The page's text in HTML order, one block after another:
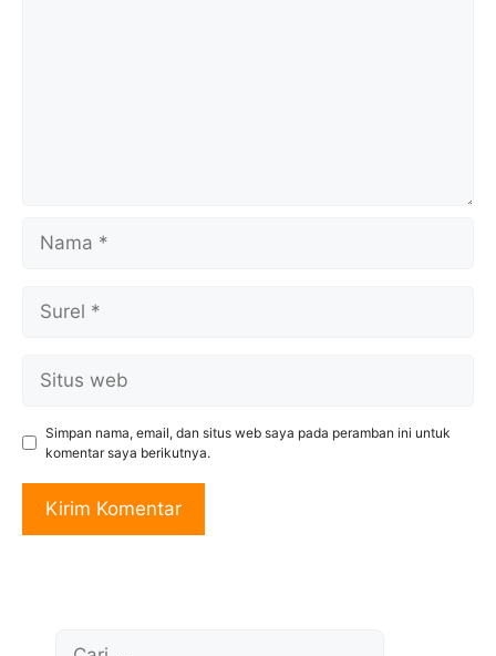
web
Simpan nama, email, dan situs web saya pada peramban ini untuk
komentar saya berikutnya.